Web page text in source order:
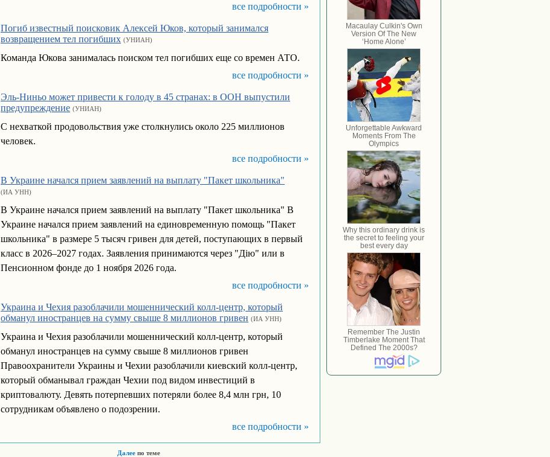
все подробности »
Погиб известный поисковик Алексей Юков, который занимался
возвращением тел погибших (УНИАН)
Команда Юкова занималась поиском тел погибших еще со времен АТО.
все подробности »
Эль-Ниньо может привести к голоду в 45 странах: в ООН выпустили
предупреждение (УНИАН)
С нехваткой продовольствия уже столкнулись около 225 миллионов
человек.
все подробности »
В Украине начался прием заявлений на выплату "Пакет школьника"
(ИА УНН)
В Украине начался прием заявлений на выплату "Пакет школьника" В
Украине начался прием заявлений на единовременную помощь "Пакет
школьника" в размере 5 тысяч гривен для детей, поступающих в первый
класс в 2026–2027 годах. Заявления принимаются через "Дію" или в
Пенсионном фонде до 1 ноября 2026 года.
все подробности »
Украина и Чехия разоблачили мошеннический колл-центр, который
обманул иностранцев на сумму свыше 8 миллионов гривен (ИА УНН)
Украина и Чехия разоблачили мошеннический колл-центр, который
обманул иностранцев на сумму свыше 8 миллионов гривен
Правоохранители Украины и Чехии разоблачили киевский колл-центр,
который обманывал граждан Чехии под видом инвестиций в
криптовалюту. Девять потерпевших потеряли более 8,4 млн грн, 10
сотрудникам объявлено о подозрении.
все подробности »
Далеепо теме